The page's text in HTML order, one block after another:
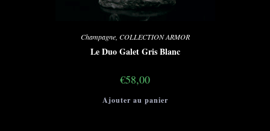
Champagne, COLLECTION ARMOR
Le Duo Galet Gris Blanc
€58,00
Ajouter au panier